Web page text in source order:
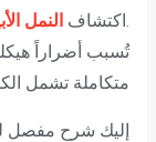
.اكتشاف النمل
تُسبب أضراراً
متكاملة تشمل
إليك شرح مفصل